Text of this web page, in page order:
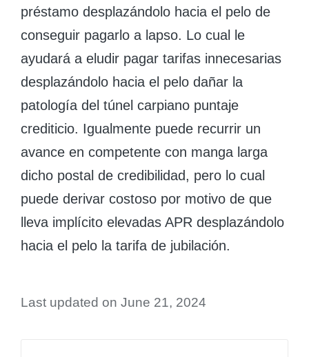
préstamo desplazándolo hacia el pelo de
conseguir pagarlo a lapso. Lo cual le
ayudará a eludir pagar tarifas innecesarias
desplazándolo hacia el pelo dañar la
patologí­a del túnel carpiano puntaje
crediticio. Igualmente puede recurrir un
avance en competente con manga larga
dicho postal de credibilidad, pero lo cual
puede derivar costoso por motivo de que
lleva implícito elevadas APR desplazándolo
hacia el pelo la tarifa de jubilación.
Last updated on June 21, 2024